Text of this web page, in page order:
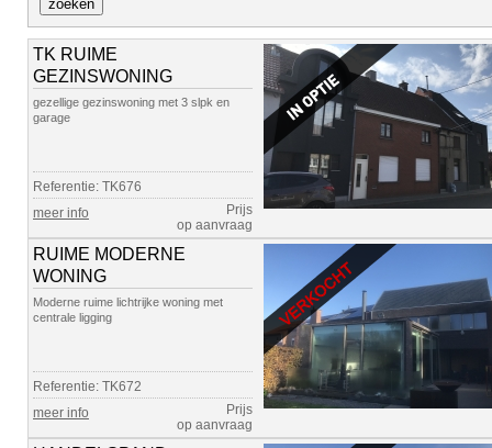
TK RUIME
GEZINSWONING
gezellige gezinswoning met 3 slpk en
garage
Referentie: TK676
Prijs
op aanvraag
meer info
RUIME MODERNE
WONING
Moderne ruime lichtrijke woning met
centrale ligging
Referentie: TK672
Prijs
op aanvraag
meer info